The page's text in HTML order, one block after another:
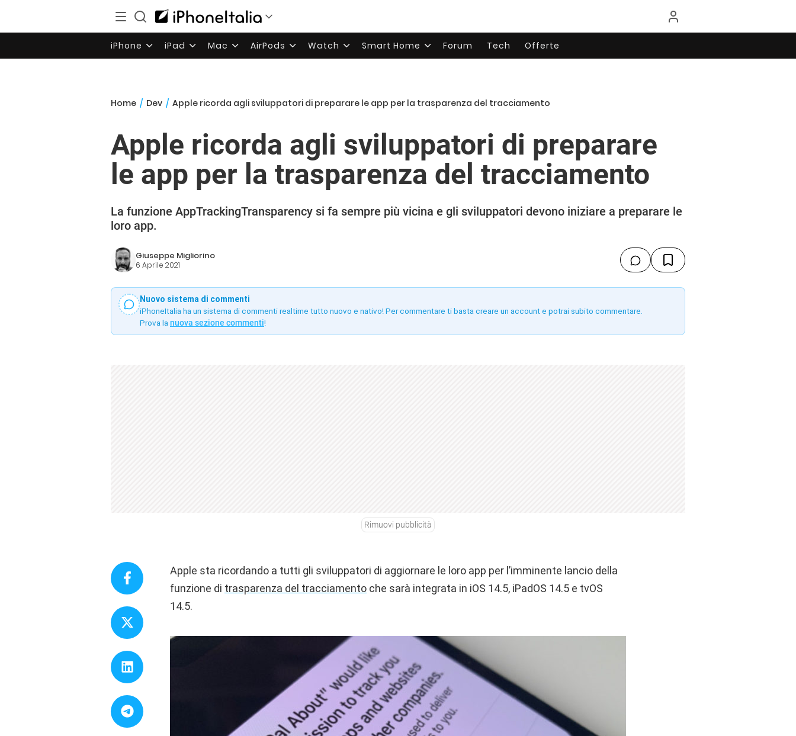
iPhone iPad Mac AirPods Watch Smart Home Forum Tech Offerte
Home / Dev / Apple ricorda agli sviluppatori di preparare le app per la trasparenza del tracciamento
Apple ricorda agli sviluppatori di preparare
le app per la trasparenza del tracciamento
La funzione AppTrackingTransparency si fa sempre più vicina e gli sviluppatori devono iniziare a preparare le
loro app.
Giuseppe Migliorino
6 Aprile 2021
Nuovo sistema di commenti
iPhoneItalia ha un sistema di commenti realtime tutto nuovo e nativo! Per commentare ti basta creare un account e potrai subito commentare.
Prova la nuova sezione commenti!
Rimuovi pubblicità
Apple sta ricordando a tutti gli sviluppatori di aggiornare le loro app per l’imminente lancio della
funzione di trasparenza del tracciamento che sarà integrata in iOS 14.5, iPadOS 14.5 e tvOS
14.5.